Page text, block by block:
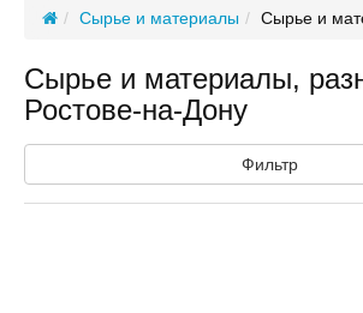
Сырье и материалы Сырье и
Сырье и материалы,
Ростове-на-Дону
Фильтр